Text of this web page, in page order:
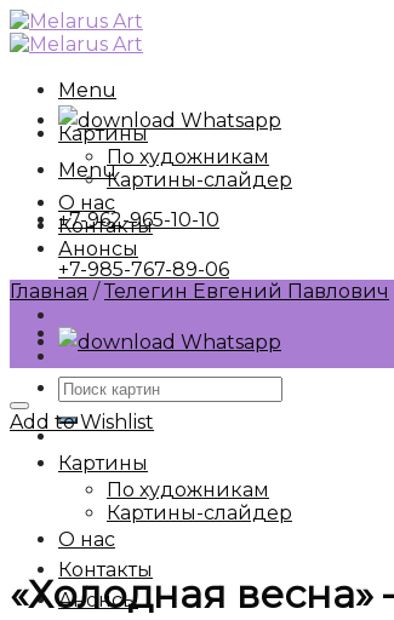
Skip
to
Menu
Whatsapp
Menu
+7-962-965-10-10
+7-985-767-89-06
Whatsapp
Искать:
Картины
По художникам
Картины-слайдер
О нас
Контакты
Анонсы
Картины
По художникам
Картины-слайдер
О нас
Контакты
Анонсы
Главная / Телегин Евгений Павлович
Add to Wishlist
«Холодная весна»